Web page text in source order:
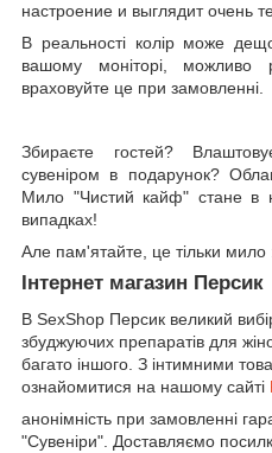
настроение и выглядит очень
В реальності колір може
вашому моніторі, можливо
враховуйте це при замовленні.
Збираєте гостей?
сувеніром в подарунок?
Мило "Чистий кайф" стане в
випадках!
Але пам'ятайте, це тільки мило
Інтернет магазин Персик
В SexShop Персик великий
збуджуючих препаратів для
багато іншого. З інтимними
ознайомитися на нашому сайті
анонімність при замовленні
"Сувеніри". Доставляємо